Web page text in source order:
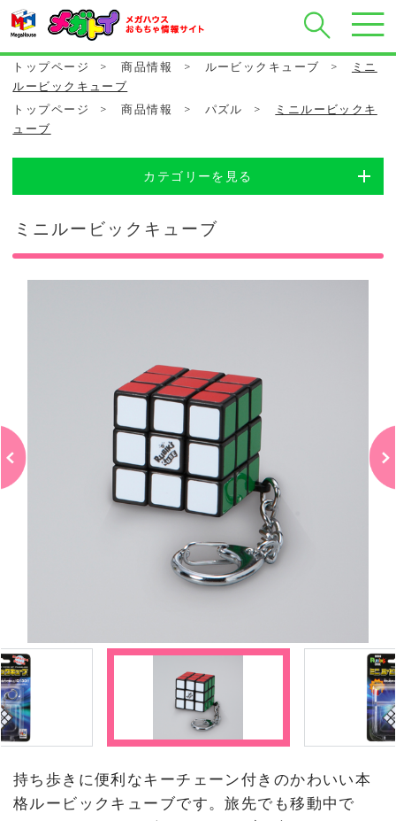
トップページ > 商品情報 > ルービックキューブ >
ミニ
ルービックキューブ
トップページ
> 商品情報 > パズル >
ミニルービックキ
ューブ
カテゴリーを見る
ミニルービックキューブ
持ち歩きに便利なキーチェーン付きのかわいい本
格ルービックキューブです。旅先でも移動中で